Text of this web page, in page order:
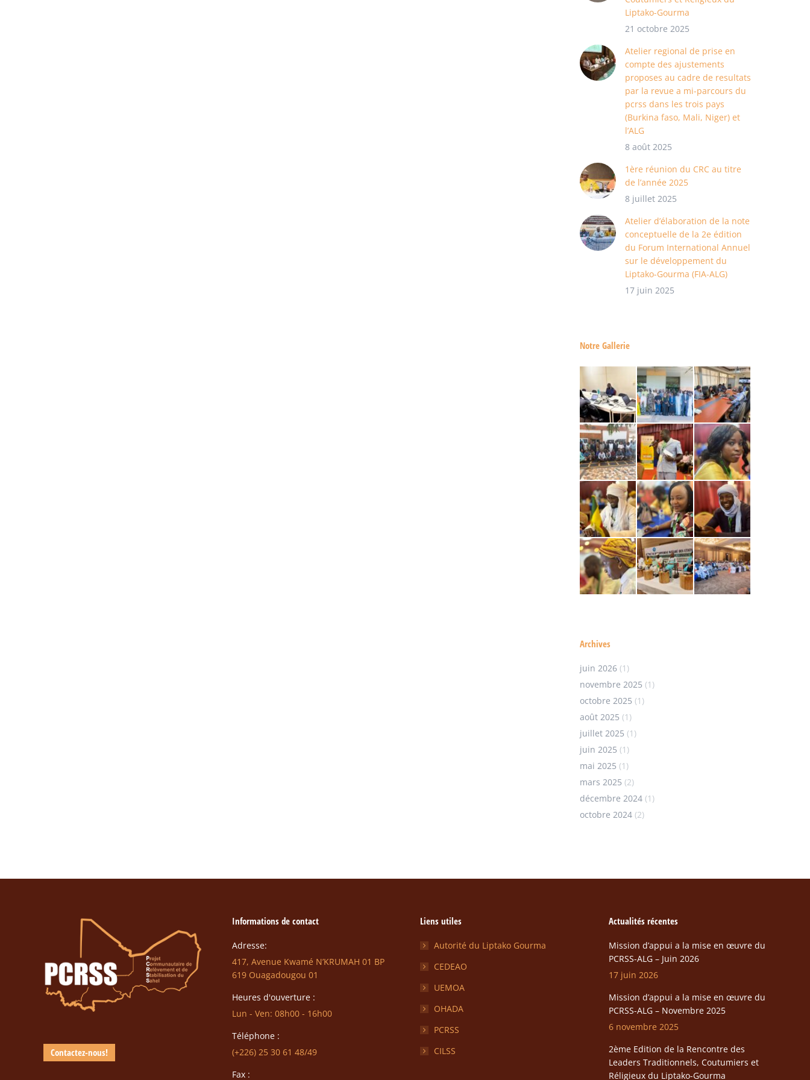
Liptako-Gourma
21 octobre 2025
Atelier regional de prise en
compte des ajustements
proposes au cadre de resultats
par la revue a mi-parcours du
pcrss dans les trois pays
(Burkina faso, Mali, Niger) et
l’ALG
8 août 2025
1ère réunion du CRC au titre
de l’année 2025
8 juillet 2025
Atelier d’élaboration de la note
conceptuelle de la 2e édition
du Forum International Annuel
sur le développement du
Liptako-Gourma (FIA-ALG)
17 juin 2025
Notre Gallerie
Archives
juin 2026 (1)
novembre 2025 (1)
octobre 2025 (1)
août 2025 (1)
juillet 2025 (1)
juin 2025 (1)
mai 2025 (1)
mars 2025 (2)
décembre 2024 (1)
octobre 2024 (2)
Contactez-nous!
Informations de contact
Adresse:
417, Avenue Kwamé N’KRUMAH 01 BP
619 Ouagadougou 01
Heures d'ouverture :
Lun - Ven: 08h00 - 16h00
Téléphone :
(+226) 25 30 61 48/49
Fax :
Liens utiles
Autorité du Liptako Gourma
CEDEAO
UEMOA
OHADA
PCRSS
CILSS
Actualités récentes
Mission d’appui a la mise en œuvre du
PCRSS-ALG – Juin 2026
17 juin 2026
Mission d’appui a la mise en œuvre du
PCRSS-ALG – Novembre 2025
6 novembre 2025
2ème Edition de la Rencontre des
Leaders Traditionnels, Coutumiers et
Réligieux du Liptako-Gourma